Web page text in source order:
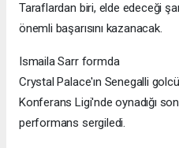
Taraflardan biri, elde edeceği
önemli başarısını kazanacak.
Ismaila Sarr formda
Crystal Palace'ın Senegalli
Konferans Ligi'nde oynadığı
performans sergiledi.